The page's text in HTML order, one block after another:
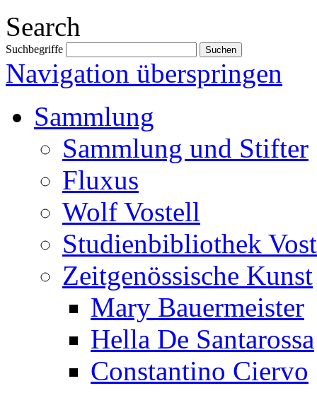
Search
Suchbegriffe
Navigation überspringen
Sammlung
Sammlung und Stifter
Fluxus
Wolf Vostell
Studienbibliothek
Zeitgenössische Kunst
Mary Bauermeister
Hella De Santarossa
Constantino Ciervo